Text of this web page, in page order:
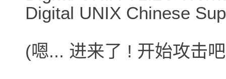
Digital UNIX Chinese
(嗯... 进来了 ! 开始攻击